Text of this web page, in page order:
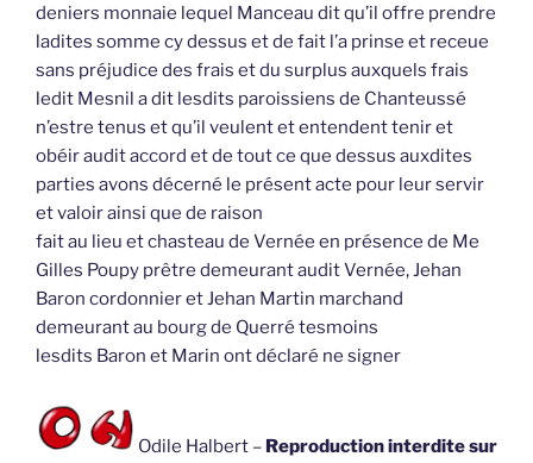
deniers monnaie lequel Manceau dit qu’il offre prendre
ladites somme cy dessus et de fait l’a prinse et receue
sans préjudice des frais et du surplus auxquels frais
ledit Mesnil a dit lesdits paroissiens de Chanteussé
n’estre tenus et qu’il veulent et entendent tenir et
obéir audit accord et de tout ce que dessus auxdites
parties avons décerné le présent acte pour leur servir
et valoir ainsi que de raison
fait au lieu et chasteau de Vernée en présence de Me
Gilles Poupy prêtre demeurant audit Vernée, Jehan
Baron cordonnier et Jehan Martin marchand
demeurant au bourg de Querré tesmoins
lesdits Baron et Marin ont déclaré ne signer
Odile Halbert – Reproduction interdite sur